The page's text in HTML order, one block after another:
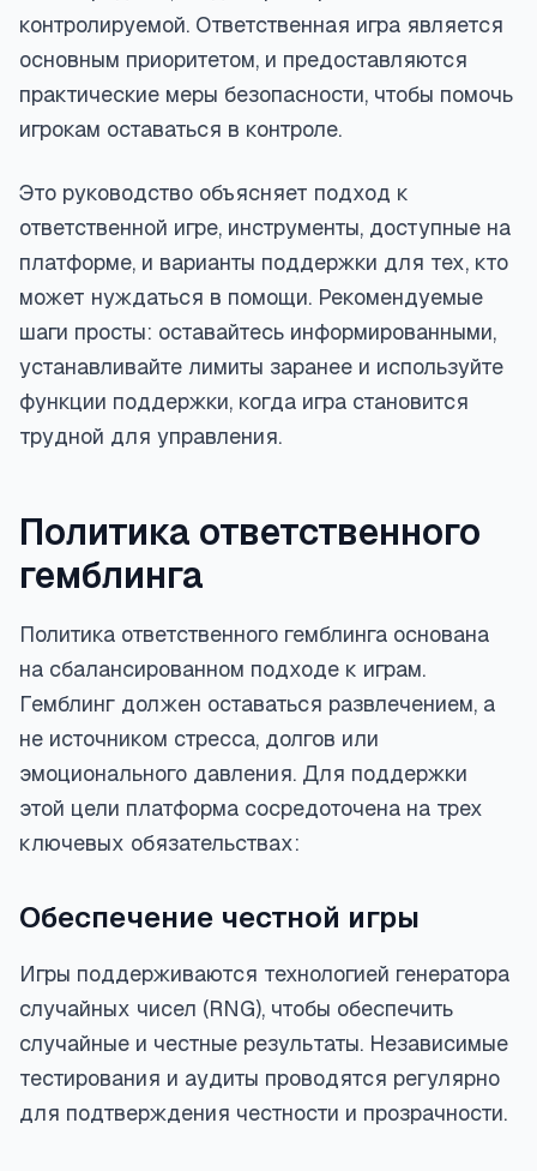
контролируемой. Ответственная игра является
основным приоритетом, и предоставляются
практические меры безопасности, чтобы помочь
игрокам оставаться в контроле.
Это руководство объясняет подход к
ответственной игре, инструменты, доступные на
платформе, и варианты поддержки для тех, кто
может нуждаться в помощи. Рекомендуемые
шаги просты: оставайтесь информированными,
устанавливайте лимиты заранее и используйте
функции поддержки, когда игра становится
трудной для управления.
Политика ответственного
гемблинга
Политика ответственного гемблинга основана
на сбалансированном подходе к играм.
Гемблинг должен оставаться развлечением, а
не источником стресса, долгов или
эмоционального давления. Для поддержки
этой цели платформа сосредоточена на трех
ключевых обязательствах:
Обеспечение честной игры
Игры поддерживаются технологией генератора
случайных чисел (RNG), чтобы обеспечить
случайные и честные результаты. Независимые
тестирования и аудиты проводятся регулярно
для подтверждения честности и прозрачности.